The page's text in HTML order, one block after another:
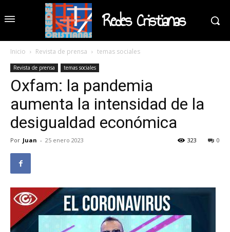
Redes Cristianas
Inicio Revista de prensa temas sociales
Revista de prensa temas sociales
Oxfam: la pandemia
aumenta la intensidad de la
desigualdad económica
Por Juan - 25 enero 2023 0
323